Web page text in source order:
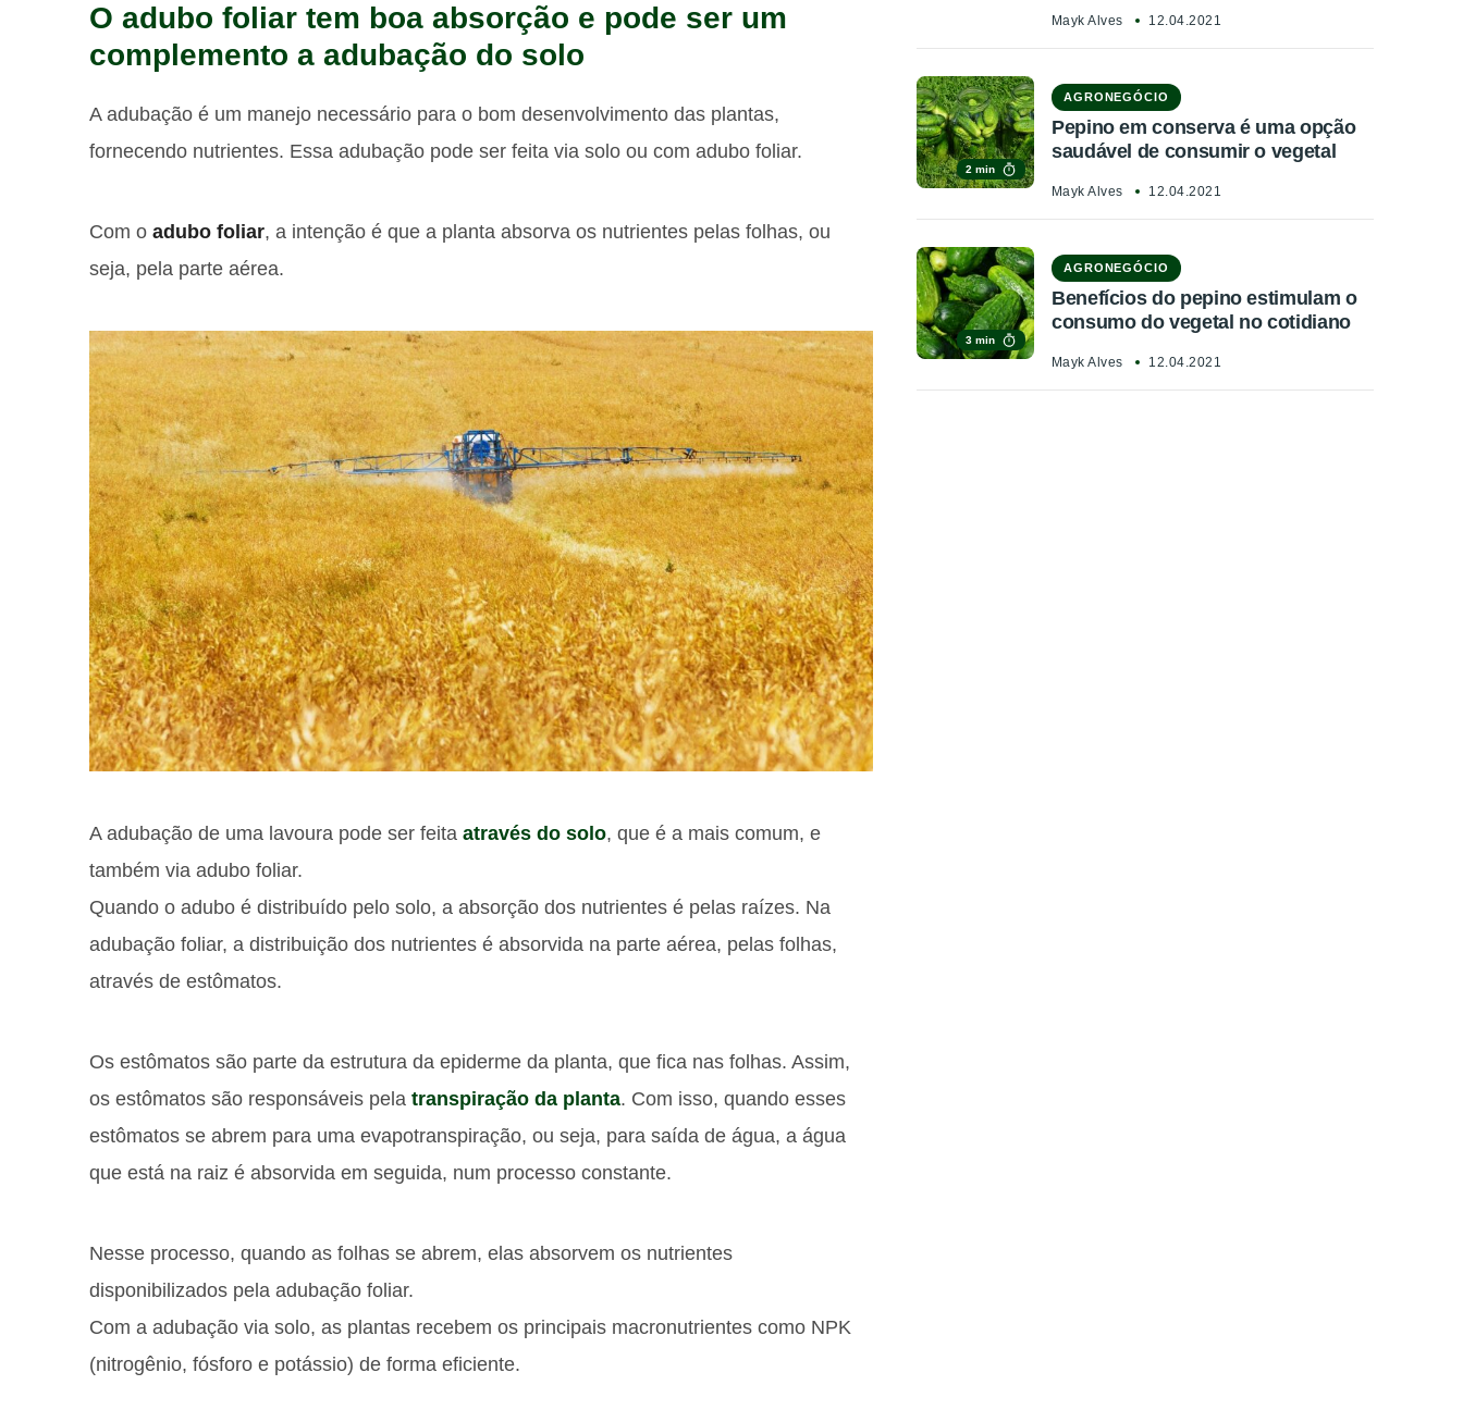
O adubo foliar tem boa absorção e pode ser um
complemento a adubação do solo
A adubação é um manejo necessário para o bom desenvolvimento das plantas,
fornecendo nutrientes. Essa adubação pode ser feita via solo ou com adubo foliar.
Com o adubo foliar, a intenção é que a planta absorva os nutrientes pelas folhas, ou
seja, pela parte aérea.
A adubação de uma lavoura pode ser feita através do solo, que é a mais comum, e
também via adubo foliar.
Quando o adubo é distribuído pelo solo, a absorção dos nutrientes é pelas raízes. Na
adubação foliar, a distribuição dos nutrientes é absorvida na parte aérea, pelas folhas,
através de estômatos.
Os estômatos são parte da estrutura da epiderme da planta, que fica nas folhas. Assim,
os estômatos são responsáveis pela transpiração da planta. Com isso, quando esses
estômatos se abrem para uma evapotranspiração, ou seja, para saída de água, a água
que está na raiz é absorvida em seguida, num processo constante.
Nesse processo, quando as folhas se abrem, elas absorvem os nutrientes
disponibilizados pela adubação foliar.
Com a adubação via solo, as plantas recebem os principais macronutrientes como NPK
(nitrogênio, fósforo e potássio) de forma eficiente.
Mayk Alves 12.04.2021
2 min
AGRONEGÓCIO
Pepino em conserva é uma opção
saudável de consumir o vegetal
Mayk Alves 12.04.2021
3 min
AGRONEGÓCIO
Benefícios do pepino estimulam o
consumo do vegetal no cotidiano
Mayk Alves 12.04.2021